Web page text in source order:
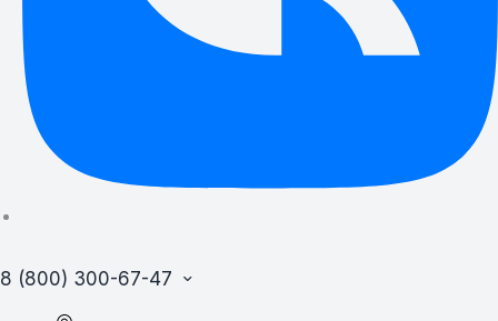
8 (800) 300-67-47